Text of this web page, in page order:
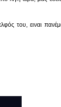
του, ειναι